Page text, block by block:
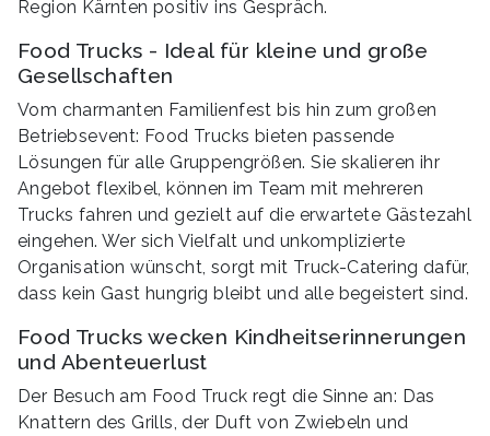
Region Kärnten positiv ins Gespräch.
Food Trucks - Ideal für kleine und große
Gesellschaften
Vom charmanten Familienfest bis hin zum großen
Betriebsevent: Food Trucks bieten passende
Lösungen für alle Gruppengrößen. Sie skalieren ihr
Angebot flexibel, können im Team mit mehreren
Trucks fahren und gezielt auf die erwartete Gästezahl
eingehen. Wer sich Vielfalt und unkomplizierte
Organisation wünscht, sorgt mit Truck-Catering dafür,
dass kein Gast hungrig bleibt und alle begeistert sind.
Food Trucks wecken Kindheitserinnerungen
und Abenteuerlust
Der Besuch am Food Truck regt die Sinne an: Das
Knattern des Grills, der Duft von Zwiebeln und